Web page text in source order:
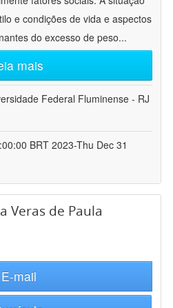
e condições de vida e aspectos
do excesso de peso...
mais
Federal Fluminense - RJ
BRT 2023-Thu Dec 31
Veras de Paula
E-mail